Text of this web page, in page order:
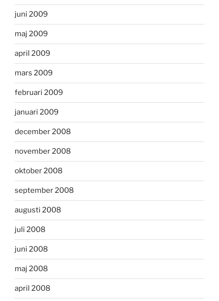
juni 2009
maj 2009
april 2009
mars 2009
februari 2009
januari 2009
december 2008
november 2008
oktober 2008
september 2008
augusti 2008
juli 2008
juni 2008
maj 2008
april 2008